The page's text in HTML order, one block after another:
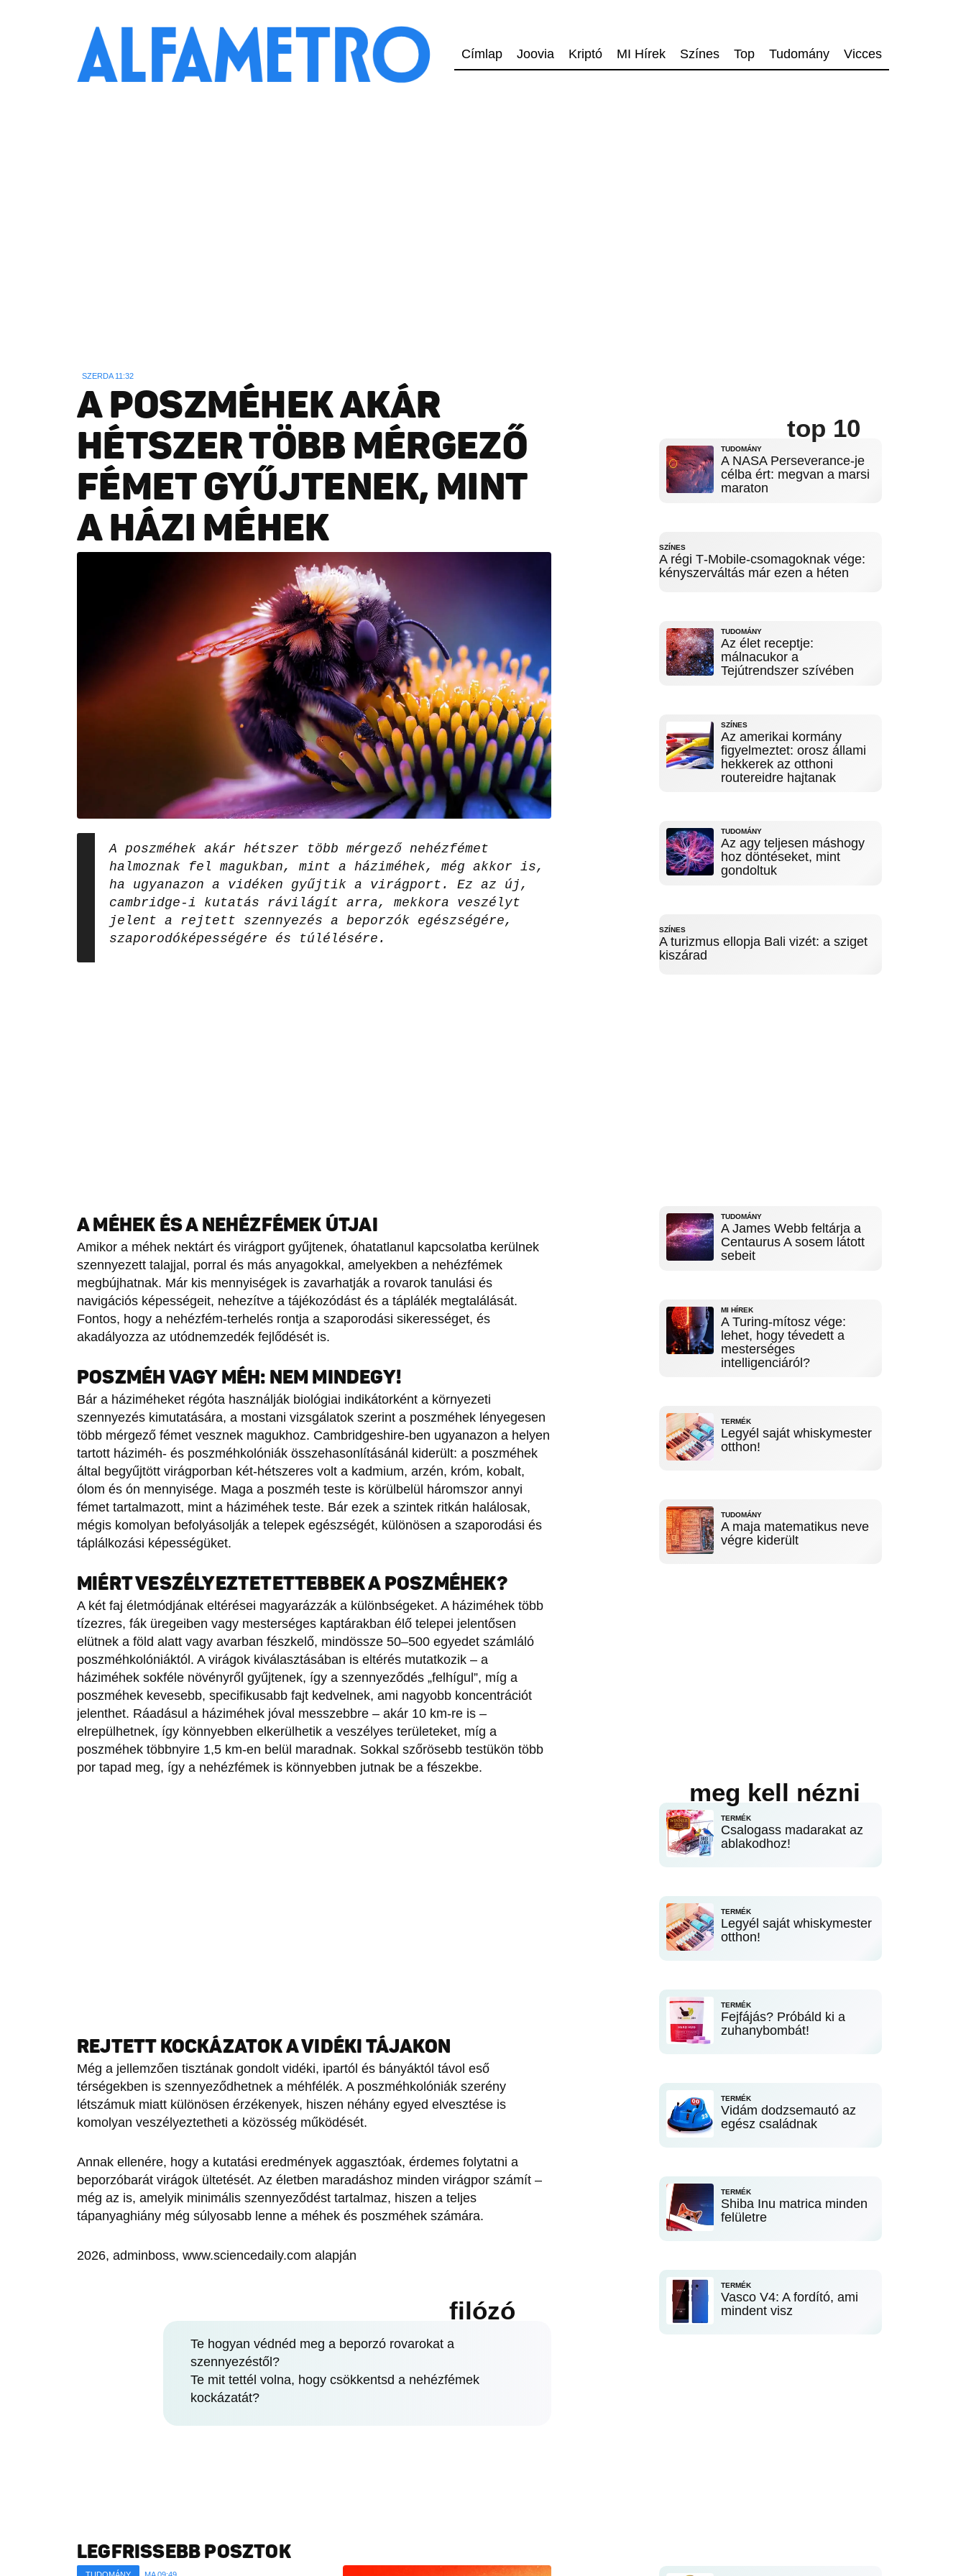
Címlap Joovia Kriptó MI Hírek Színes Top Tudomány Vicces
SZERDA 11:32
A POSZMÉHEK AKÁR
HÉTSZER TÖBB MÉRGEZŐ
FÉMET GYŰJTENEK, MINT
A HÁZI MÉHEK
A poszméhek akár hétszer több mérgező nehézfémet
halmoznak fel magukban, mint a háziméhek, még akkor is,
ha ugyanazon a vidéken gyűjtik a virágport. Ez az új,
cambridge-i kutatás rávilágít arra, mekkora veszélyt
jelent a rejtett szennyezés a beporzók egészségére,
szaporodóképességére és túlélésére.
A MÉHEK ÉS A NEHÉZFÉMEK ÚTJAI
Amikor a méhek nektárt és virágport gyűjtenek, óhatatlanul kapcsolatba kerülnek
szennyezett talajjal, porral és más anyagokkal, amelyekben a nehézfémek
megbújhatnak. Már kis mennyiségek is zavarhatják a rovarok tanulási és
navigációs képességeit, nehezítve a tájékozódást és a táplálék megtalálását.
Fontos, hogy a nehézfém-terhelés rontja a szaporodási sikerességet, és
akadályozza az utódnemzedék fejlődését is.
POSZMÉH VAGY MÉH: NEM MINDEGY!
Bár a háziméheket régóta használják biológiai indikátorként a környezeti
szennyezés kimutatására, a mostani vizsgálatok szerint a poszméhek lényegesen
több mérgező fémet vesznek magukhoz. Cambridgeshire-ben ugyanazon a helyen
tartott háziméh- és poszméhkolóniák összehasonlításánál kiderült: a poszméhek
által begyűjtött virágporban két-hétszeres volt a kadmium, arzén, króm, kobalt,
ólom és ón mennyisége. Maga a poszméh teste is körülbelül háromszor annyi
fémet tartalmazott, mint a háziméhek teste. Bár ezek a szintek ritkán halálosak,
mégis komolyan befolyásolják a telepek egészségét, különösen a szaporodási és
táplálkozási képességüket.
MIÉRT VESZÉLYEZTETETTEBBEK A POSZMÉHEK?
A két faj életmódjának eltérései magyarázzák a különbségeket. A háziméhek több
tízezres, fák üregeiben vagy mesterséges kaptárakban élő telepei jelentősen
elütnek a föld alatt vagy avarban fészkelő, mindössze 50–500 egyedet számláló
poszméhkolóniáktól. A virágok kiválasztásában is eltérés mutatkozik – a
háziméhek sokféle növényről gyűjtenek, így a szennyeződés „felhígul”, míg a
poszméhek kevesebb, specifikusabb fajt kedvelnek, ami nagyobb koncentrációt
jelenthet. Ráadásul a háziméhek jóval messzebbre – akár 10 km-re is –
elrepülhetnek, így könnyebben elkerülhetik a veszélyes területeket, míg a
poszméhek többnyire 1,5 km-en belül maradnak. Sokkal szőrösebb testükön több
por tapad meg, így a nehézfémek is könnyebben jutnak be a fészekbe.
REJTETT KOCKÁZATOK A VIDÉKI TÁJAKON
Még a jellemzően tisztának gondolt vidéki, ipartól és bányáktól távol eső
térségekben is szennyeződhetnek a méhfélék. A poszméhkolóniák szerény
létszámuk miatt különösen érzékenyek, hiszen néhány egyed elvesztése is
komolyan veszélyeztetheti a közösség működését.
Annak ellenére, hogy a kutatási eredmények aggasztóak, érdemes folytatni a
beporzóbarát virágok ültetését. Az életben maradáshoz minden virágpor számít –
még az is, amelyik minimális szennyeződést tartalmaz, hiszen a teljes
tápanyaghiány még súlyosabb lenne a méhek és poszméhek számára.
2026, adminboss, www.sciencedaily.com alapján
filózó
Te hogyan védnéd meg a beporzó rovarokat a
szennyezéstől?
Te mit tettél volna, hogy csökkentsd a nehézfémek
kockázatát?
LEGFRISSEBB POSZTOK
top 10
TUDOMÁNY
A NASA Perseverance-je
célba ért: megvan a marsi
maraton
SZÍNES
A régi T‑Mobile-csomagoknak vége:
kényszerváltás már ezen a héten
TUDOMÁNY
Az élet receptje:
málnacukor a
Tejútrendszer szívében
SZÍNES
Az amerikai kormány
figyelmeztet: orosz állami
hekkerek az otthoni
routereidre hajtanak
TUDOMÁNY
Az agy teljesen máshogy
hoz döntéseket, mint
gondoltuk
SZÍNES
A turizmus ellopja Bali vizét: a sziget
kiszárad
TUDOMÁNY
A James Webb feltárja a
Centaurus A sosem látott
sebeit
MI HÍREK
A Turing-mítosz vége:
lehet, hogy tévedett a
mesterséges
intelligenciáról?
TERMÉK
Legyél saját whiskymester
otthon!
TUDOMÁNY
A maja matematikus neve
végre kiderült
meg kell nézni
TERMÉK
Csalogass madarakat az
ablakodhoz!
TERMÉK
Legyél saját whiskymester
otthon!
TERMÉK
Fejfájás? Próbáld ki a
zuhanybombát!
TERMÉK
Vidám dodzsemautó az
egész családnak
TERMÉK
Shiba Inu matrica minden
felületre
TERMÉK
Vasco V4: A fordító, ami
mindent visz